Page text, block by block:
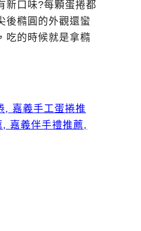
新口味?每顆蛋捲都
後橢圓的外觀還蠻
吃的時候就是拿橢